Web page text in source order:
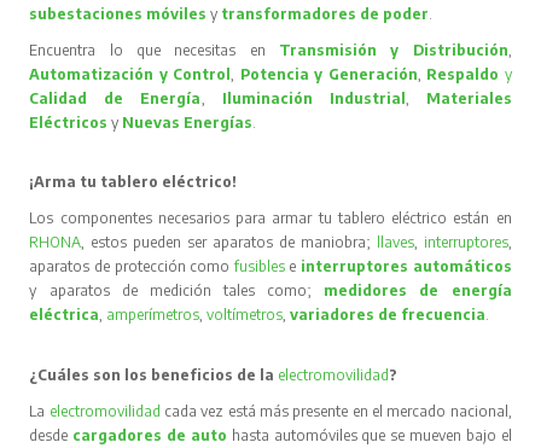
subestaciones móvilesy transformadores de poder
Encuentra lo que necesitas en Transmisión y Distribución
Automatización y Control
Potencia y Generación Respaldo y
Calidad de Energía
Iluminación Industrial
Materiales
Eléctricos y Nuevas Energías
¡Arma tu tablero eléctrico!
Los componentes necesarios para armar tu tablero eléctrico están en
RHONA , estos pueden ser aparatos de maniobra; llaves, interruptores,
aparatos de protección comofusibles e interruptores automáticos
y aparatos de medición tales como; medidores de energía
eléctrica amperímetros ,voltímetros ,variadores de frecuencia
¿Cuáles son los beneficios de la electromovilidad?
La electromovilidad cada vez está más presente en el mercado nacional,
desde cargadores de auto hasta automóviles que se mueven bajo el